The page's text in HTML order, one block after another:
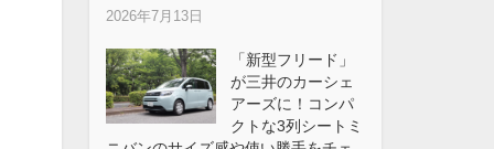
2026年7月13日
「新型フリード」
が三井のカーシェ
アーズに！コンパ
クトな3列シートミ